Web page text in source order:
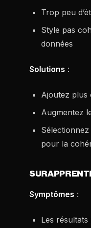
Trop peu
Style pas
données
Solutions :
Ajoutez plus
Augmentez
Sélectionnez
pour la
Symptômes :
Les